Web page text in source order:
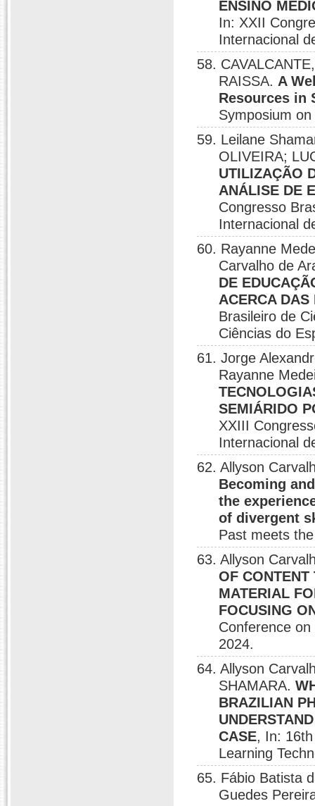
ENSINO
In: XXII
Internacional
58.
RAISSA. A
Resources in
Symposium
59. Leilane
OLIVEIRA;
UTILIZAÇÃO
ANÁLISE DE
Congresso
Internacional
60. Rayanne
Carvalho de
DE
ACERCA
Brasileiro de
Ciências do
61. Jorge
Rayanne
SEMIÁRIDO
XXIII
Internacional
62. Allyson
Becoming
the
of divergent
Past meets
63. Allyson
OF CONTENT
MATERIAL
FOCUSING
Conference
2024.
64. Allyson
SHAMARA.
BRAZILIAN
CASE, In:
Learning
65. Fábio Batista
Guedes